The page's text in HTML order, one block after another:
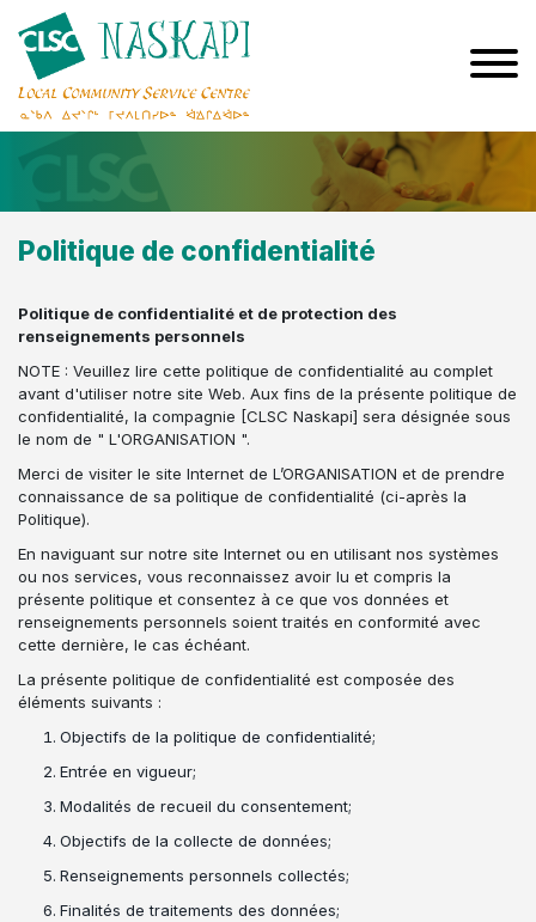
Politique de confidentialité
Politique de confidentialité et de protection des
renseignements personnels
NOTE : Veuillez lire cette politique de confidentialité au complet
avant d'utiliser notre site Web. Aux fins de la présente politique de
confidentialité, la compagnie [CLSC Naskapi] sera désignée sous
le nom de " L'ORGANISATION ".
Merci de visiter le site Internet de L’ORGANISATION et de prendre
connaissance de sa politique de confidentialité (ci-après la
Politique).
En naviguant sur notre site Internet ou en utilisant nos systèmes
ou nos services, vous reconnaissez avoir lu et compris la
présente politique et consentez à ce que vos données et
renseignements personnels soient traités en conformité avec
cette dernière, le cas échéant.
La présente politique de confidentialité est composée des
éléments suivants :
Objectifs de la politique de confidentialité;
Entrée en vigueur;
Modalités de recueil du consentement;
Objectifs de la collecte de données;
Renseignements personnels collectés;
Finalités de traitements des données;